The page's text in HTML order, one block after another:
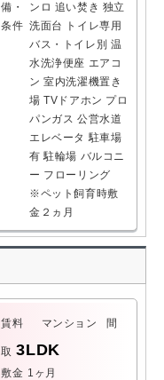
備・
条件
ンロ 追い焚き 独立
洗面台
トイレ専用
バス・トイレ別 温
水洗浄便座 エアコ
ン 室内洗濯機置き
場 TVドアホン プロ
パンガス 公営水道
エレベータ 駐車場
有 駐輪場 バルコニ
ー フローリング
※ペット飼育時敷
金２ヵ月
賃料 マンション 間
取 3LDK
敷金 1ヶ月